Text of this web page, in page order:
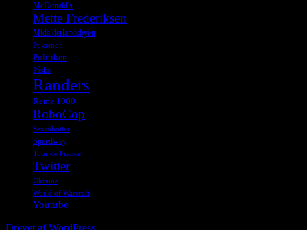
McDonald's
Mette Frederiksen
Midalderlandsbyen
Pokemon
Politiken
Påske
Randers
Rema 1000
RoboCop
Sexrobotter
Speedway
Tour de France
Twitter
Ukraine
World of Warcraft
Youtube